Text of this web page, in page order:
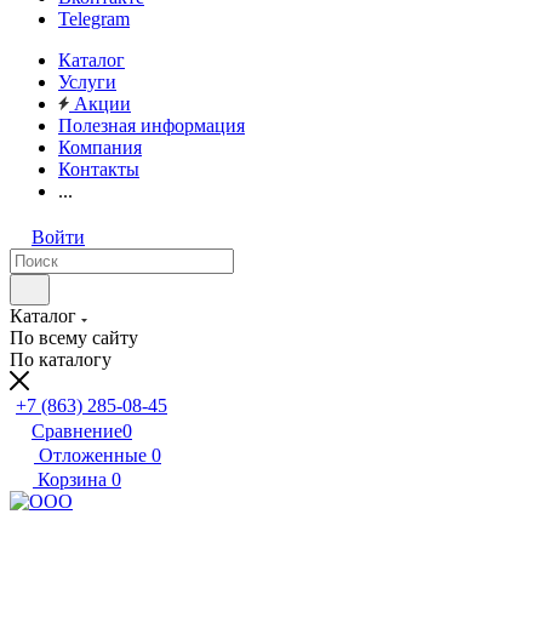
Telegram
Каталог
Услуги
Акции
Полезная информация
Компания
Контакты
...
Войти
Каталог
По всему сайту
По каталогу
+7 (863) 285-08-45
Сравнение0
Отложенные 0
Корзина 0